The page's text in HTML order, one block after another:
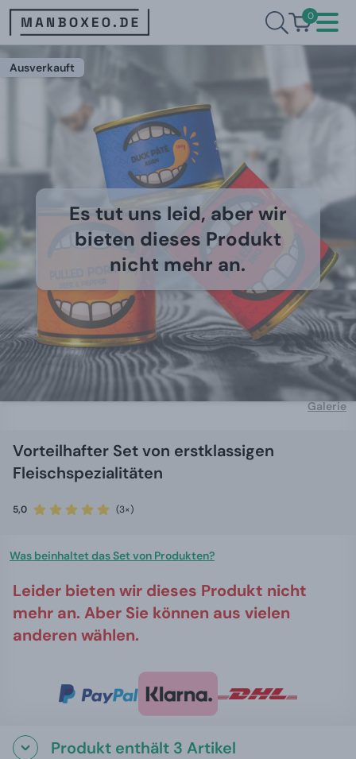
0
Ausverkauft
Es tut uns leid, aber wir
bieten dieses Produkt
nicht mehr an.
Galerie
Vorteilhafter Set von erstklassigen
Fleischspezialitäten
5,0 (3×)
Was beinhaltet das Set von Produkten?
Leider bieten wir dieses Produkt nicht
mehr an. Aber Sie können aus vielen
anderen wählen.
Produkt enthält 3 Artikel